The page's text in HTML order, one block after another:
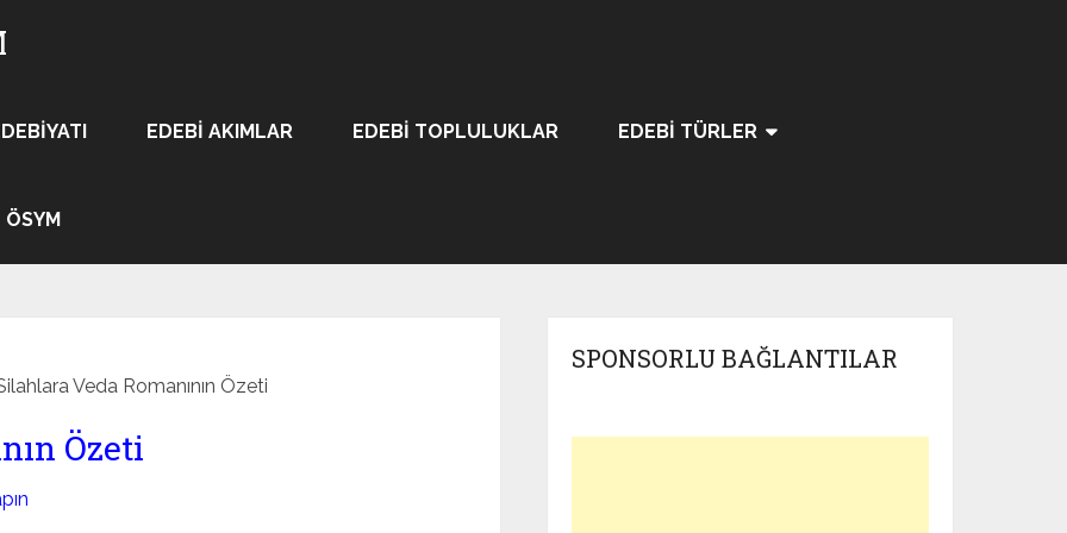
EDEBI AKIMLAR EDEBI TOPLULUKLAR EDEBI TÜRLER
ÖSYM
Veda Romanının Özeti
Özeti
SPONSORLU BAĞLANTILAR